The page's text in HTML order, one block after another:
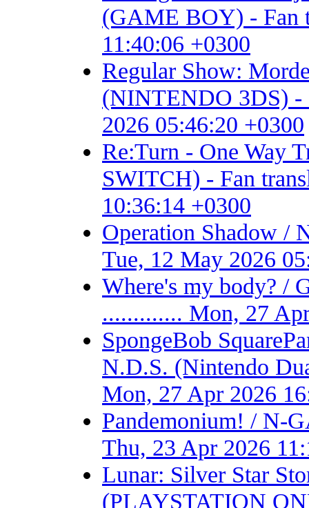
(GAME BOY) - Fan
11:40:06 +0300
Regular Show:
(NINTENDO 3DS) -
2026 05:46:20 +0300
Re:Turn - One Way
SWITCH) - Fan
10:36:14 +0300
Operation Shadow
Tue, 12 May 2026
Where's my body? /
............. Mon, 27
SpongeBob
N.D.S. (Nintendo
Mon, 27 Apr 2026
Pandemonium! / N-
Thu, 23 Apr 2026
Lunar: Silver Star
(PLAYSTATION